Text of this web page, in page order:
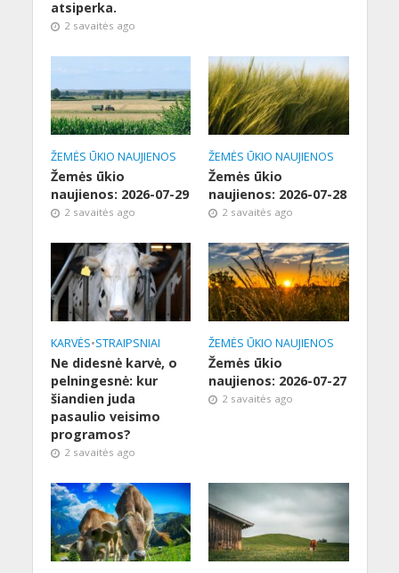
atsiperka.
2 savaitės ago
ŽEMĖS ŪKIO NAUJIENOS
Žemės ūkio
naujienos: 2026-07-29
2 savaitės ago
ŽEMĖS ŪKIO NAUJIENOS
Žemės ūkio
naujienos: 2026-07-28
2 savaitės ago
KARVĖS•STRAIPSNIAI
Ne didesnė karvė, o
pelningesnė: kur
šiandien juda
pasaulio veisimo
programos?
2 savaitės ago
ŽEMĖS ŪKIO NAUJIENOS
Žemės ūkio
naujienos: 2026-07-27
2 savaitės ago